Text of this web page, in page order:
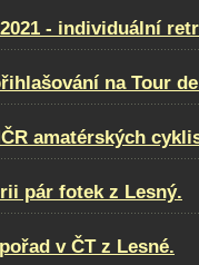
- individuální
na Tour
amatérských
pár fotek z Lesný.
v ČT z Lesné.